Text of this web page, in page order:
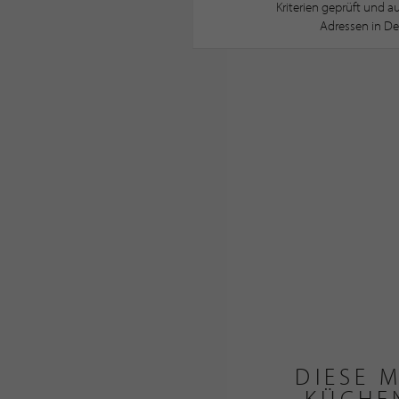
Kriterien geprüft und
Adressen in
DIESE